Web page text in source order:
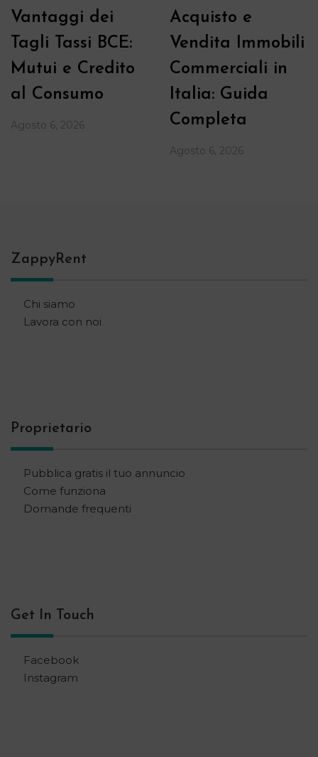
Vantaggi dei
Tagli Tassi BCE:
Mutui e Credito
al Consumo
Agosto 6, 2026
Acquisto e
Vendita Immobili
Commerciali in
Italia: Guida
Completa
Agosto 6, 2026
ZappyRent
Chi siamo
Lavora con noi
Proprietario
Pubblica gratis il tuo annuncio
Come funziona
Domande frequenti
Get In Touch
Facebook
Instagram